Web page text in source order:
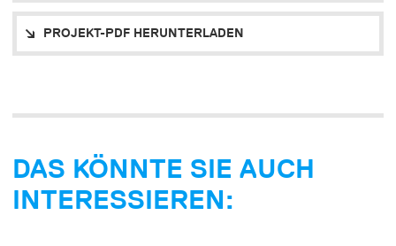
PROJEKT-PDF HERUNTERLADEN
DAS KÖNNTE SIE AUCH
INTERESSIEREN: